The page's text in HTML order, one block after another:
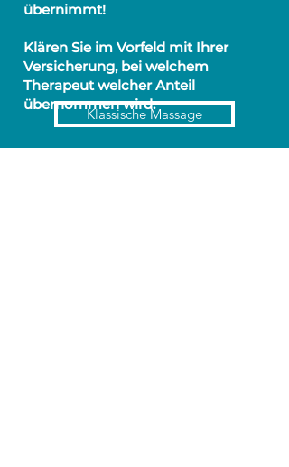
Klassische Massage
übernimmt!
Klären Sie im Vorfeld mit Ihrer
Versicherung, bei welchem
Therapeut welcher Anteil
übernommen wird.